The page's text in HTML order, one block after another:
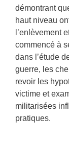
démontrant
haut niveau
l’enlèvement
commencé à
dans l’étude
guerre, les
revoir les
victime et
militarisées
pratiques.